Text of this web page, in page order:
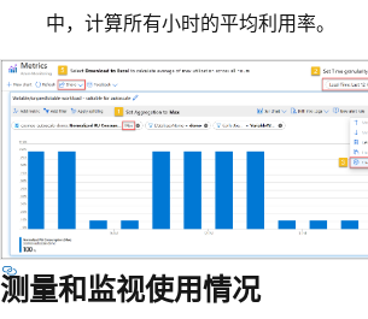
中，计算所有小时的平均利用率。
测量和监视使用情况